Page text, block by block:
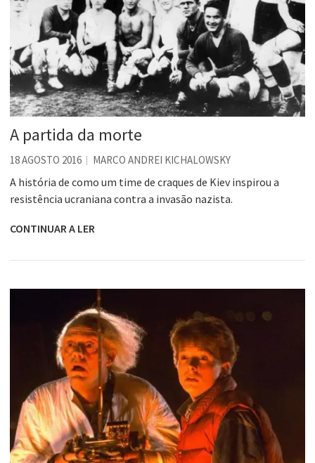
A partida da morte
18 AGOSTO 2016 MARCO ANDREI KICHALOWSKY
A história de como um time de craques de Kiev inspirou a
resistência ucraniana contra a invasão nazista.
CONTINUAR A LER